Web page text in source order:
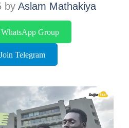
by Aslam Mathakiya
Group
Join Telegram